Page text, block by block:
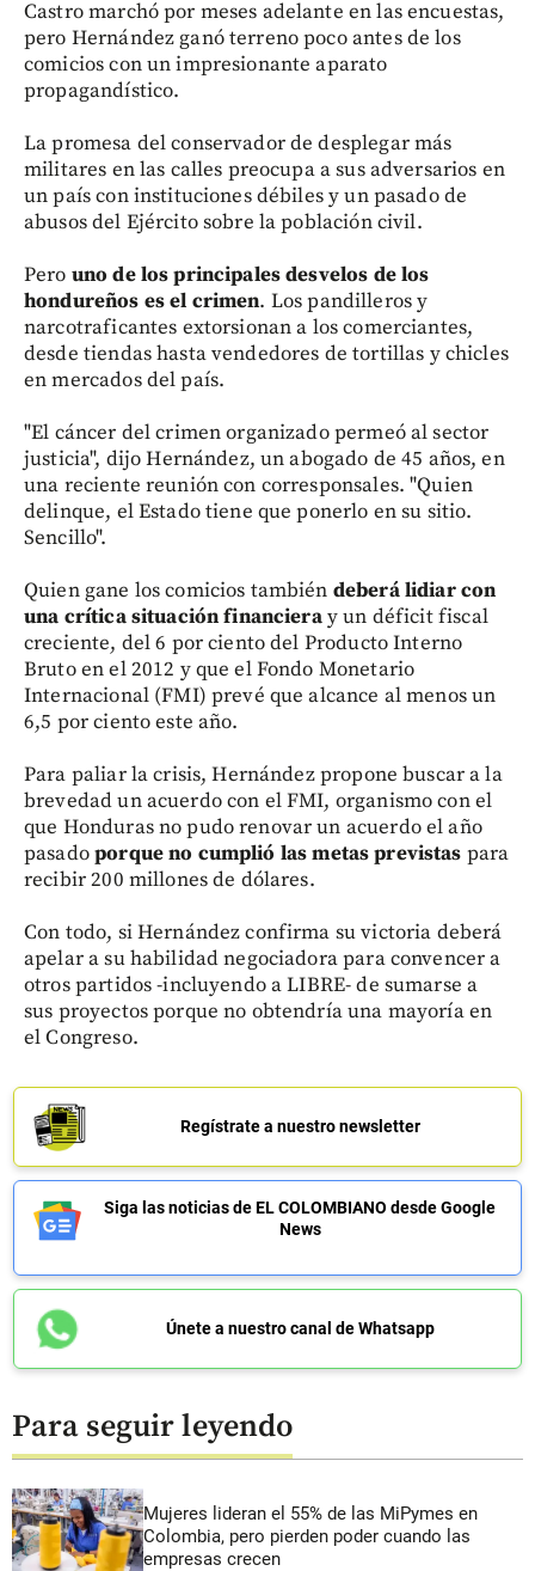
Castro marchó por meses adelante en las encuestas,
pero Hernández ganó terreno poco antes de los
comicios con un impresionante aparato
propagandístico.
La promesa del conservador de desplegar más
militares en las calles preocupa a sus adversarios en
un país con instituciones débiles y un pasado de
abusos del Ejército sobre la población civil.
Pero uno de los principales desvelos de los
hondureños es el crimen. Los pandilleros y
narcotraficantes extorsionan a los comerciantes,
desde tiendas hasta vendedores de tortillas y chicles
en mercados del país.
"El cáncer del crimen organizado permeó al sector
justicia", dijo Hernández, un abogado de 45 años, en
una reciente reunión con corresponsales. "Quien
delinque, el Estado tiene que ponerlo en su sitio.
Sencillo".
Quien gane los comicios también deberá lidiar con
una crítica situación financieray un déficit fiscal
creciente, del 6 por ciento del Producto Interno
Bruto en el 2012 y que el Fondo Monetario
Internacional (FMI) prevé que alcance al menos un
6,5 por ciento este año.
Para paliar la crisis, Hernández propone buscar a la
brevedad un acuerdo con el FMI, organismo con el
que Honduras no pudo renovar un acuerdo el año
pasadoporque no cumplió las metas previstas para
recibir 200 millones de dólares.
Con todo, si Hernández confirma su victoria deberá
apelar a su habilidad negociadora para convencer a
otros partidos -incluyendo a LIBRE- de sumarse a
sus proyectos porque no obtendría una mayoría en
el Congreso.
Regístrate a nuestro newsletter
Siga las noticias de EL COLOMBIANO desde Google
News
Únete a nuestro canal de Whatsapp
Para seguir leyendo
Mujeres lideran el 55% de las MiPymes en
Colombia, pero pierden poder cuando las
empresas crecen